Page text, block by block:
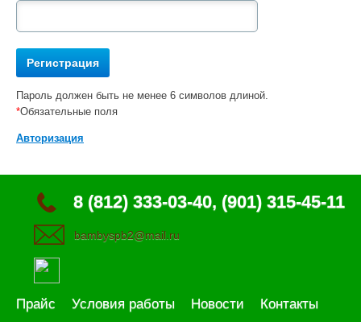
Пароль должен быть не менее 6 символов длиной.
*Обязательные поля
Авторизация
8 (812) 333-03-40, (901) 315-45-11
bambyspb2@mail.ru
Прайс Условия работы Новости Контакты